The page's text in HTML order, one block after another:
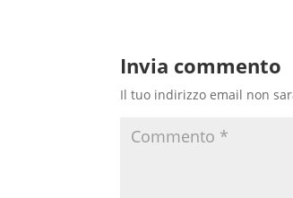
Invia commento
Il tuo indirizzo email non